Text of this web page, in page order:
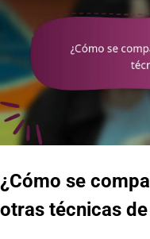
¿Cómo se
otras técnicas de